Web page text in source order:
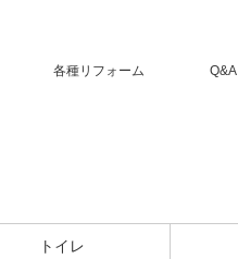
各種リフォーム Q&A
トイレ